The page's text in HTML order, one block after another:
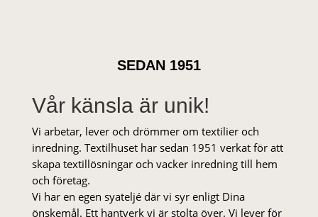
SEDAN 1951
Vår känsla är unik!
Vi arbetar, lever och drömmer om textilier och
inredning. Textilhuset har sedan 1951 verkat för att
skapa textillösningar och vacker inredning till hem
och företag.
Vi har en egen syateljé där vi syr enligt Dina
önskemål. Ett hantverk vi är stolta över. Vi lever för